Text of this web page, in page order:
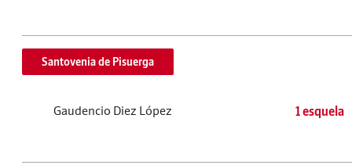
Santovenia de Pisuerga
Gaudencio Diez López 1 esquela